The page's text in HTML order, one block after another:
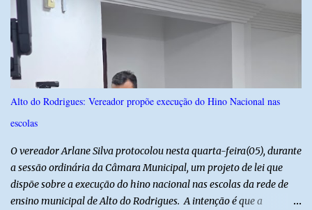
lobista esteve no Palácio do Planalto e no gabinete do ministro do
Desenvolvimento Social, Wellington Dias, acompanhada do então
sócio de Lulinha. Os encontros não foram registrados nas agendas
oficiais. Fábio Luís é alvo de inquérito aberto nesta quinta-feira,
30, a pedido da PF, que apura se ele utilizou a influência do pai
para defender interesses empresariais com a administração
pública. Segundo a Polícia Federal, a atuação dele contou com a
ajuda de Luchsinger e se concentrou no Ministério da Saúde e no
Alto do Rodrigues: Vereador propõe execução do Hino Nacional nas
escolas
O vereador Arlane Silva protocolou nesta quarta-feira(05), durante
a sessão ordinária da Câmara Municipal, um projeto de lei que
dispõe sobre a execução do hino nacional nas escolas da rede de
ensino municipal de Alto do Rodrigues. A intenção é que a